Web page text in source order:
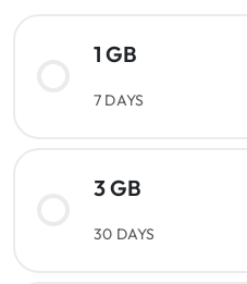
1 GB
7 DAYS
3 GB
30 DAYS